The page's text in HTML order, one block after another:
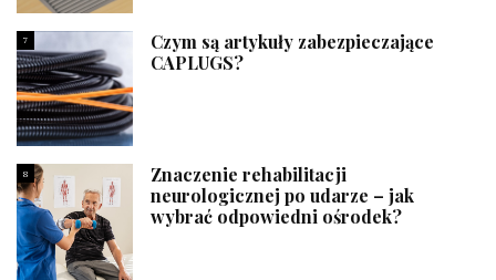
7
Czym są artykuły zabezpieczające
CAPLUGS?
8
Znaczenie rehabilitacji
neurologicznej po udarze – jak
wybrać odpowiedni ośrodek?